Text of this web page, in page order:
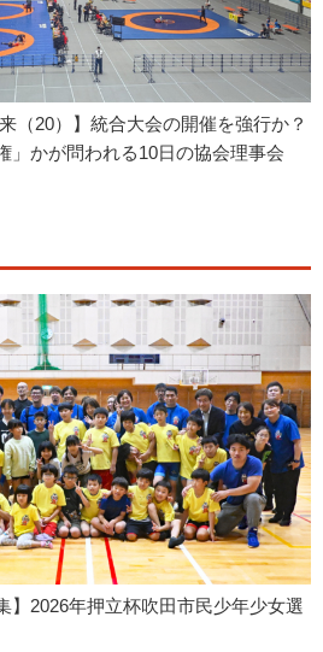
（20）】統合大会の開催を強行か？
」かが問われる10日の協会理事会
】2026年押立杯吹田市民少年少女選